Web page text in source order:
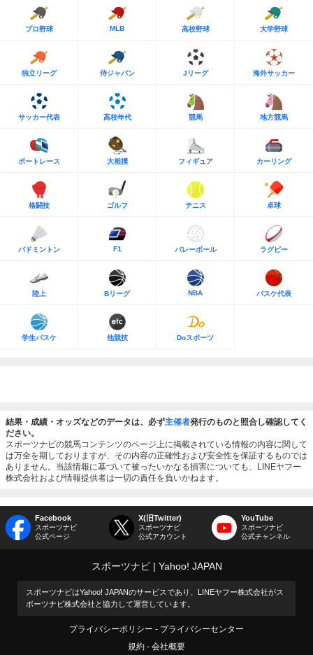
プロ野球 MLB 高校野球 大学野球
独立リーグ 侍ジャパン Jリーグ 海外サッカー
サッカー代表 高校年代 競馬 地方競馬
ボートレース 大相撲 フィギュア カーリング
格闘技 ゴルフ テニス 卓球
バドミントン F1 バレーボール ラグビー
陸上 Bリーグ NBA バスケ代表
学生バスケ 他競技 Doスポーツ
結果・成績・オッズなどのデータは、必ず主催者発行のものと照合し確認してく
ださい。
スポーツナビの競馬コンテンツのページ上に掲載されている情報の内容に関して
は万全を期しておりますが、その内容の正確性および安全性を保証するものでは
ありません。当該情報に基づいて被ったいかなる損害についても、LINEヤフー
株式会社および情報提供者は一切の責任を負いかねます。
Facebook
スポーツナビ
公式ページ
X(旧Twitter)
スポーツナビ
公式アカウント
YouTube
スポーツナビ
公式チャンネル
スポーツナビ Yahoo! JAPAN
スポーツナビはYahoo! JAPANのサービスであり、LINEヤフー株式会社がス
ポーツナビ株式会社と協力して運営しています。
プライバシーポリシー
プライバシーセンター
規約
会社概要